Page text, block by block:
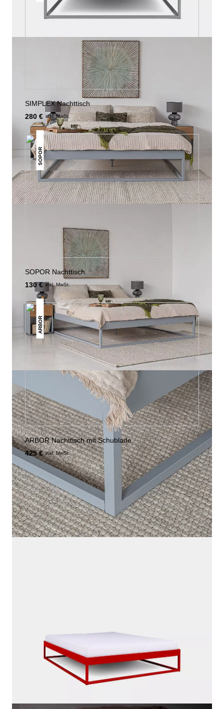
SIMPLEX Nachttisch
280 € inkl. MwSt.
SOPOR
SOPOR Nachttisch
130 € inkl. MwSt.
ARBOR
ARBOR Nachttisch mit Schublade
425 € inkl. MwSt.